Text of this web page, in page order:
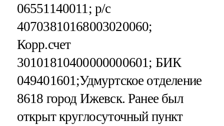
06551140011; р/с
40703810168003020060;
Корр.счет
30101810400000000601; БИК
049401601;Удмуртское отделение
8618 город Ижевск. Ранее был
открыт круглосуточный пункт